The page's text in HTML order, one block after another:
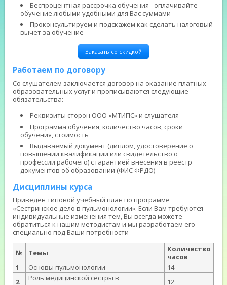
Беспроцентная рассрочка обучения - оплачивайте
обучение любыми удобными для Вас суммами
Проконсультируем и подскажем как сделать налоговый
вычет за обучение
Заказать со скидкой
Работаем по договору
Со слушателем заключается договор на оказание платных
образовательных услуг и прописываются следующие
обязательства:
Реквизиты сторон ООО «МТИПС» и слушателя
Программа обучения, количество часов, сроки
обучения, стоимость
Выдаваемый документ (диплом, удостоверение о
повышении квалификации или свидетельство о
профессии рабочего) с гарантией внесения в реестр
документов об образовании (ФИС ФРДО)
Дисциплины курса
Приведен типовой учебный план по программе
«Сестринское дело в пульмонологии». Если Вам требуются
индивидуальные изменения тем, Вы всегда можете
обратиться к нашим методистам и мы разработаем его
специально под Ваши потребности
№ Темы
Количество
часов
1
Основы пульмонологии
14
2
Роль медицинской сестры в
12